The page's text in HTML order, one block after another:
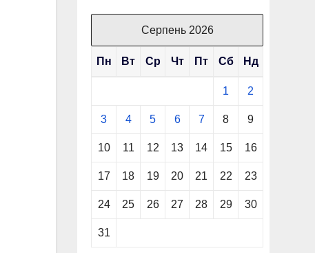
Серпень 2026
Пн Вт Ср Чт Пт Сб Нд
1 2
3 4 5 6 7 8 9
10 11 12 13 14 15 16
17 18 19 20 21 22 23
24 25 26 27 28 29 30
31